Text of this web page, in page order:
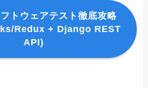
トウェアテスト徹底攻略
Redux + Django REST
API)